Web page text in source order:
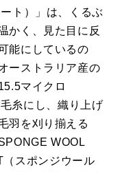
ト）」は、くるぶ
かく、見た目に反
能にしているの
ーストラリア産の
マイクロ
糸にし、織り上げ
羽を刈り揃える
WOOL
スポンジウール